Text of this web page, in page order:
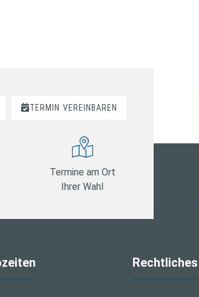
TERMIN VEREINBAREN
Termine am Ort
Ihrer Wahl
Rechtliches